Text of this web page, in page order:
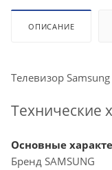
ОПИСАНИЕ
Телевизор
Технические
Основные
Бренд SAMSUNG